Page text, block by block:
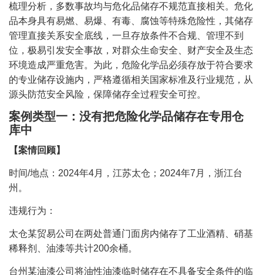
梳理分析，多数事故均与危化品储存不规范直接相关。危化
品本身具有易燃、易爆、有毒、腐蚀等特殊危险性，其储存
管理直接关系安全底线，一旦存放条件不合规、管理不到
位，极易引发安全事故，对群众生命安全、财产安全及生态
环境造成严重危害。为此，危险化学品必须存放于符合要求
的专业储存设施内，严格遵循相关国家标准及行业规范，从
源头防范安全风险，保障储存全过程安全可控。
案例类型一：没有把危险化学品储存在专用仓
库中
【案情回顾】
时间/地点：2024年4月，江苏太仓；2024年7月，浙江台
州。
违规行为：
太仓某贸易公司在两处普通门面房内储存了工业酒精、硝基
稀释剂、油漆等共计200余桶。
台州某油漆公司将油性油漆临时储存在不具备安全条件的临